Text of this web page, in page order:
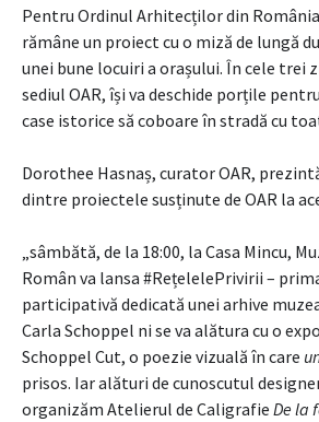
Pentru Ordinul Arhitecților din
rămâne un proiect cu o miză de lungă
unei bune locuiri a orașului. În cele trei
sediul OAR, își va deschide porțile
case istorice să coboare în stradă cu
Dorothee Hasnaș, curator OAR,
dintre proiectele susținute de OAR la
„sâmbătă, de la 18:00, la Casa Mincu,
Român va lansa #RețelelePrivirii –
participativă dedicată unei arhive
Carla Schoppel ni se va alătura cu o
Schoppel Cut, o poezie vizuală în care
prisos. Iar alături de cunoscutul
organizăm Atelierul de Caligrafie De la